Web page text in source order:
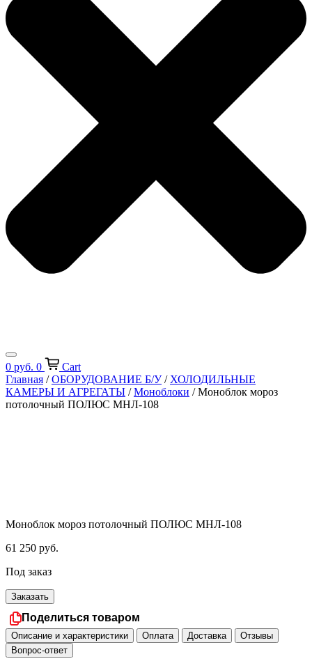
0 руб. 0
Cart
Главная /ОБОРУДОВАНИЕ Б/У/ ХОЛОДИЛЬНЫЕ
КАМЕРЫ И АГРЕГАТЫ /Моноблоки / Моноблок мороз
потолочный ПОЛЮС МНЛ-108
Моноблок мороз потолочный ПОЛЮС МНЛ-108
61 250 руб.
Под заказ
Заказать
Поделиться товаром
Описание и характеристики Оплата Доставка
Отзывы
Вопрос-ответ